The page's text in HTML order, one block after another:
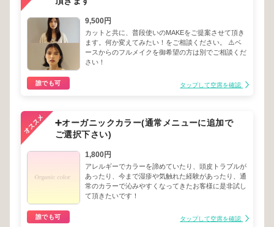
9,500円
カットと共に、普段使いのMAKEをご提案させて頂き
ます。何か変えてみたい！をご相談ください。 ⚠️ベ
ースからのフルメイクを御希望の方は別でご相談くだ
さい！
誰でも可 タップして空席を確認
➕オーガニックカラー(通常メニューに追加で
ご選択下さい)
1,800円
アレルギーでカラーを諦めていたり、頭皮トラブルが
あったり、今まで湿疹や気触れた経験があったり、通
常のカラーで沁みやすくなってきたお客様に是非試し
て頂きたいです！
誰でも可 タップして空席を確認